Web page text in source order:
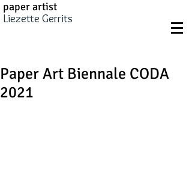
Liezette Gerrits
paper artist
Paper Art Biennale CODA
2021